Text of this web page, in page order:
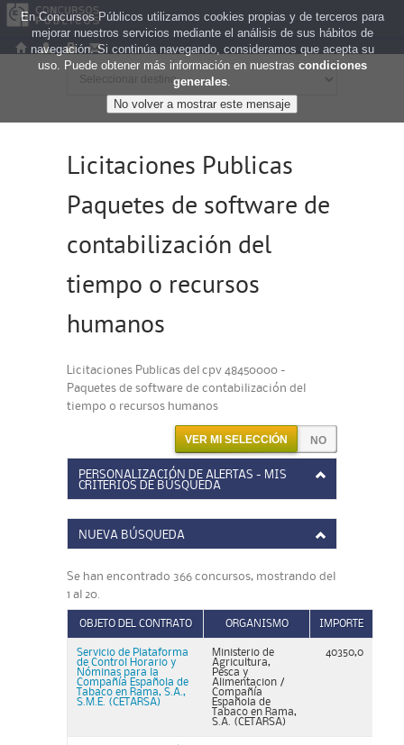
Licitaciones Publicas
Paquetes de software de
contabilización del
tiempo o recursos
humanos
Licitaciones Publicas del cpv 48450000 -
Paquetes de software de contabilización del
tiempo o recursos humanos
VER MI SELECCIÓN
PERSONALIZACIÓN DE ALERTAS - MIS
CRITERIOS DE BÚSQUEDA
NUEVA BÚSQUEDA
Se han encontrado 366 concursos, mostrando del
1 al 20.
OBJETO DEL CONTRATO ORGANISMO IMPORTE
Servicio de Plataforma
de Control Horario y
Nóminas para la
Compañía Española de
Tabaco en Rama, S.A.,
S.M.E. (CETARSA)
Ministerio de
Agricultura,
Pesca y
Alimentacion /
Compañía
Española de
Tabaco en Rama,
S.A. (CETARSA)
40350,0
En Concursos Públicos utilizamos cookies propias y de terceros para
mejorar nuestros servicios mediante el análisis de sus hábitos de
navegación. Si continúa navegando, consideramos que acepta su
uso. Puede obtener más información en nuestras condiciones
generales.